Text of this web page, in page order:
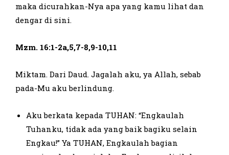
maka dicurahkan-Nya apa yang kamu lihat dan
dengar di sini.
Mzm. 16:1-2a,5,7-8,9-10,11
Miktam. Dari Daud. Jagalah aku, ya Allah, sebab
pada-Mu aku berlindung.
Aku berkata kepada TUHAN: “Engkaulah
Tuhanku, tidak ada yang baik bagiku selain
Engkau!” Ya TUHAN, Engkaulah bagian